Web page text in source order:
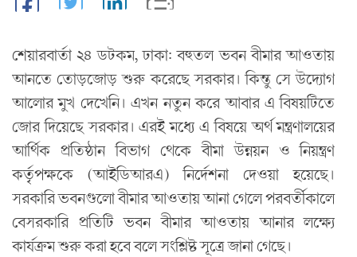
শেয়ারবার্তা ২৪ ডটকম, ঢাকা: বহুতল ভবন বীমার আওতায়
আনতে তোড়জোড় শুরু করেছে সরকার। কিন্তু সে উদ্যোগ
আলোর মুখ দেখেনি। এখন নতুন করে আবার এ বিষয়টিতে
জোর দিয়েছে সরকার। এরই মধ‌্যে এ বিষয়ে অর্থ মন্ত্রণালয়ের
আর্থিক প্রতিষ্ঠান বিভাগ থেকে বীমা উন্নয়ন ও নিয়ন্ত্রণ
কর্তৃপক্ষকে (আইডিআরএ) নির্দেশনা দেওয়া হয়েছে।
সরকারি ভবনগুলো বীমার আওতায় আনা গেলে পরবর্তীকালে
বেসরকারি প্রতিটি ভবন বীমার আওতায় আনার লক্ষ্যে
কার্যক্রম শুরু করা হবে বলে সংশ্লিষ্ট সূত্রে জানা গেছে।